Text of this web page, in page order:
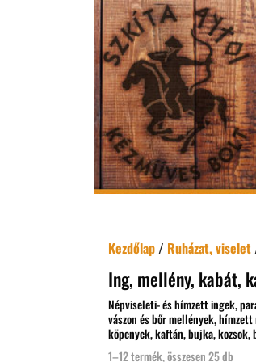
Kezdőlap/ Ruházat, viselet
Ing, mellény, kabát,
Népviseleti- és hímzett ingek,
vászon és bőr mellények,
köpenyek, kaftán, bujka, kozsok,
1–12 termék, összesen 25 db